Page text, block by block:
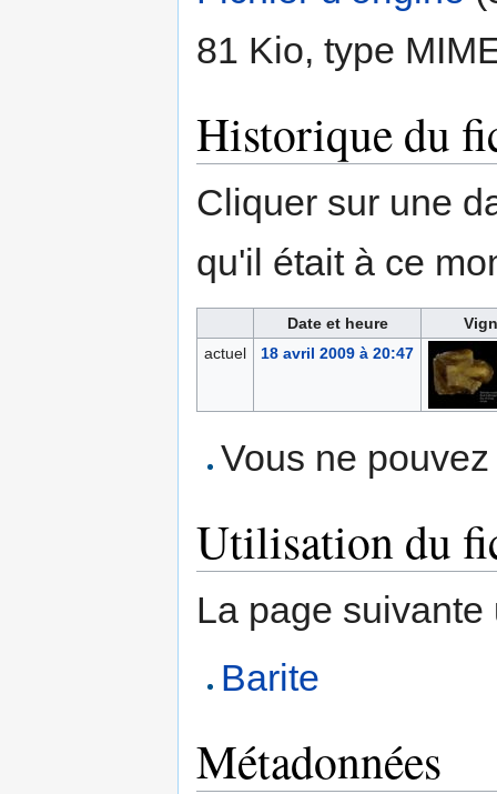
81 Kio, type
Historique du
Cliquer sur une
qu'il était à ce
Date et heure
actuel
18 avril 2009 à 20:47
Vous ne
Utilisation du
La page
Barite
Métadonnées